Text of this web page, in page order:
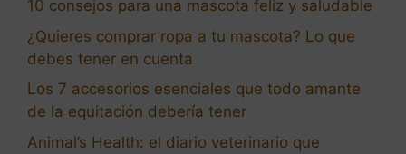
10 consejos para una mascota feliz y saludable
¿Quieres comprar ropa a tu mascota? Lo que
debes tener en cuenta
Los 7 accesorios esenciales que todo amante
de la equitación debería tener
Animal’s Health: el diario veterinario que